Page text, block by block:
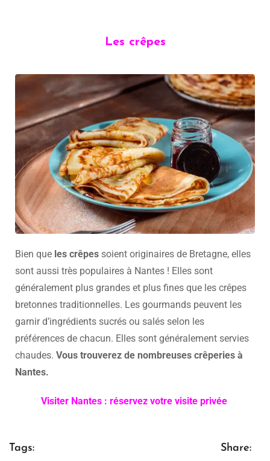
Les crêpes
Bien que les crêpes soient originaires de Bretagne, elles
sont aussi très populaires à Nantes ! Elles sont
généralement plus grandes et plus fines que les crêpes
bretonnes traditionnelles. Les gourmands peuvent les
garnir d’ingrédients sucrés ou salés selon les
préférences de chacun. Elles sont généralement servies
chaudes. Vous trouverez de nombreuses crêperies à
Nantes.
Visiter Nantes : réservez votre visite privée
Tags: Share: